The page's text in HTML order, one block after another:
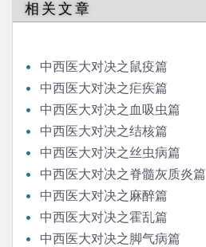
相关文章
中西医大对决之鼠疫篇
中西医大对决之疟疾篇
中西医大对决之血吸虫篇
中西医大对决之结核篇
中西医大对决之丝虫病篇
中西医大对决之脊髓灰质炎篇
中西医大对决之麻醉篇
中西医大对决之霍乱篇
中西医大对决之脚气病篇